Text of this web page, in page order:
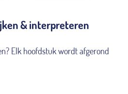
& interpreteren
Elk hoofdstuk wordt afgerond